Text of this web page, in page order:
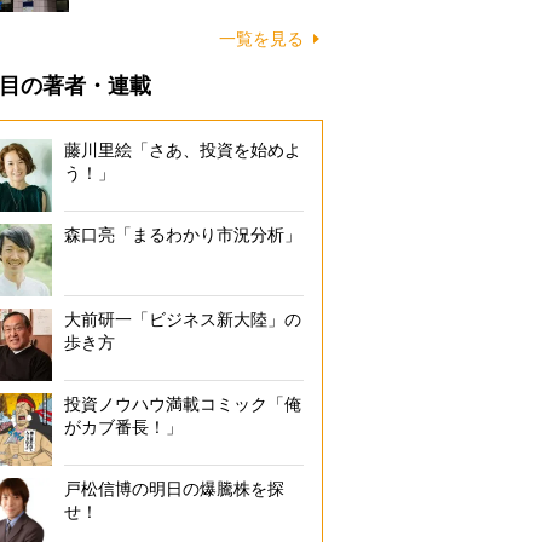
一覧を見る
の著者・連載
藤川里絵「さあ、投資を始めよ
う！」
森口亮「まるわかり市況分析」
大前研一「ビジネス新大陸」の
歩き方
投資ノウハウ満載コミック「俺
がカブ番長！」
戸松信博の明日の爆騰株を探
せ！